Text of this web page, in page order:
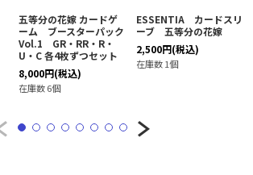
五等分の花嫁 カードゲ
ーム ブースターパック
Vol.1 GR・RR・R・
U・C 各4枚ずつセット
8,000円(税込)
在庫数 6個
ESSENTIA カードスリ
ーブ 五等分の花嫁
2,500円(税込)
在庫数 1個